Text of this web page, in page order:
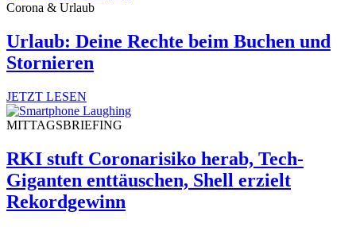
Corona & Urlaub
Urlaub: Deine Rechte beim Buchen und
Stornieren
JETZT LESEN
MITTAGSBRIEFING
RKI stuft Coronarisiko herab, Tech-
Giganten enttäuschen, Shell erzielt
Rekordgewinn